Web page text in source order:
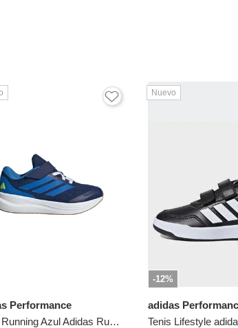
Performance
Tenis Running Azul Adidas Runfalcon 6 Niños
Nuevo
-12%
adidas